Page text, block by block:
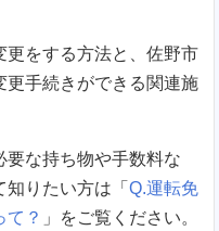
更をする方法と、佐野市
更手続きができる関連施
要な持ち物や手数料な
りたい方は「 Q.運転免
て？ 」をご覧ください。